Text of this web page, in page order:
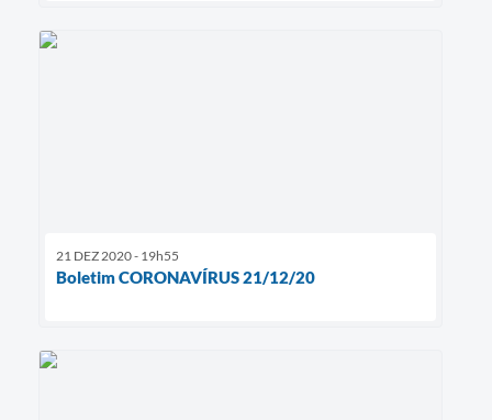
21 DEZ 2020 - 19h55
Boletim CORONAVÍRUS 21/12/20